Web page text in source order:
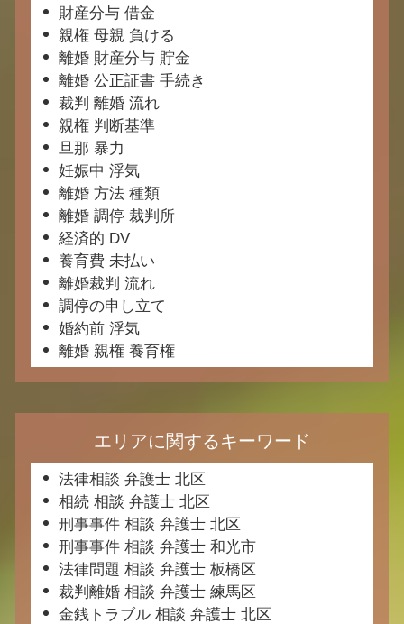
財産分与 借金
親権 母親 負ける
離婚 財産分与 貯金
離婚 公正証書 手続き
裁判 離婚 流れ
親権 判断基準
旦那 暴力
妊娠中 浮気
離婚 方法 種類
離婚 調停 裁判所
経済的 DV
養育費 未払い
離婚裁判 流れ
調停の申し立て
婚約前 浮気
離婚 親権 養育権
エリアに関するキーワード
法律相談 弁護士 北区
相続 相談 弁護士 北区
刑事事件 相談 弁護士 北区
刑事事件 相談 弁護士 和光市
法律問題 相談 弁護士 板橋区
裁判離婚 相談 弁護士 練馬区
金銭トラブル 相談 弁護士 北区